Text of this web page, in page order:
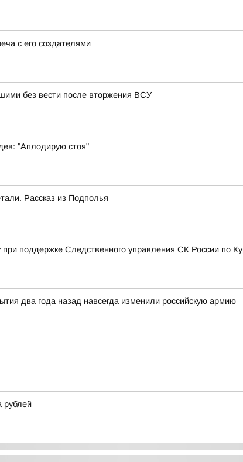
с его создателями
без вести после вторжения ВСУ
"Аплодирую стоя"
Рассказ из Подполья
поддержке Следственного управления СК России по
два года назад навсегда изменили российскую армию
рублей